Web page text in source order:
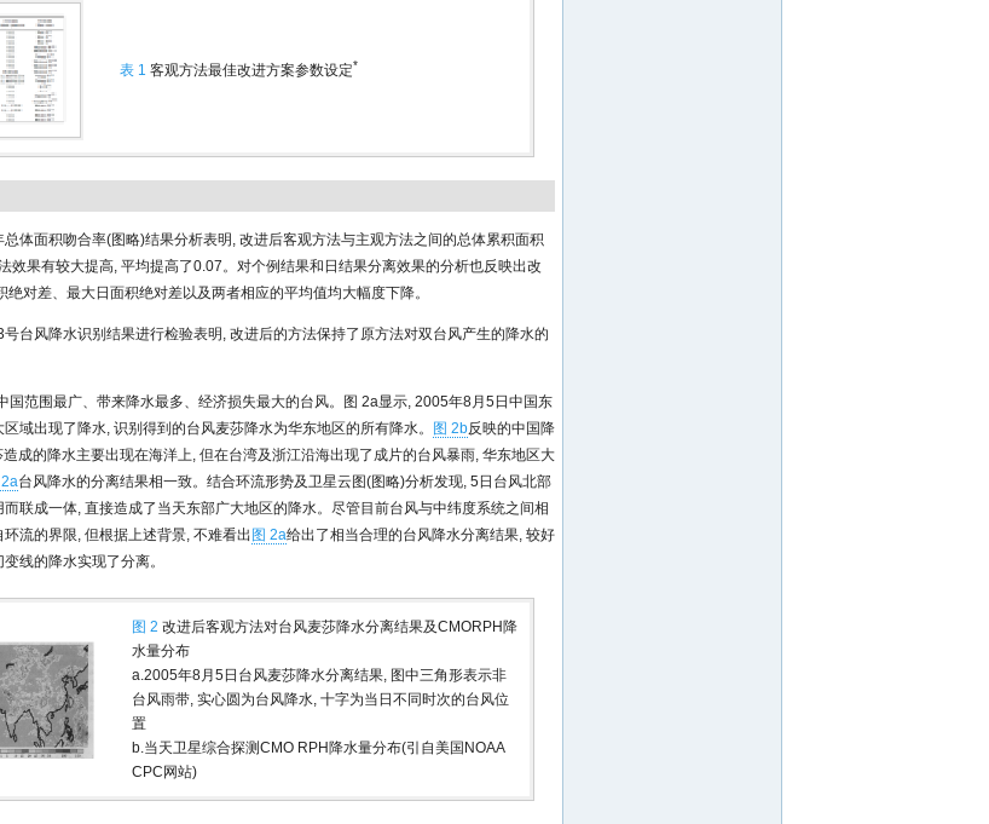
表 1 客观方法最佳改进方案参数设定*
体面积吻合率(图略)结果分析表明, 改进后客观方法与主观方法之间的总体累积面积
效果有较大提高, 平均提高了0.07。对个例结果和日结果分离效果的分析也反映出改
对差、最大日面积绝对差以及两者相应的平均值均大幅度下降。
号台风降水识别结果进行检验表明, 改进后的方法保持了原方法对双台风产生的降水的
国范围最广、带来降水最多、经济损失最大的台风。图 2a显示, 2005年8月5日中国东
域出现了降水, 识别得到的台风麦莎降水为华东地区的所有降水。
图 2b反映的中国降
成的降水主要出现在海洋上, 但在台湾及浙江沿海出现了成片的台风暴雨, 华东地区大
2a台风降水的分离结果相一致。结合环流形势及卫星云图(图略)分析发现, 5日台风北部
联成一体, 直接造成了当天东部广大地区的降水。尽管目前台风与中纬度系统之间相
流的界限, 但根据上述背景, 不难看出 图 2a给出了相当合理的台风降水分离结果, 较好
线的降水实现了分离。
图 2 改进后客观方法对台风麦莎降水分离结果及CMORPH降
水量分布
a.2005年8月5日台风麦莎降水分离结果, 图中三角形表示非
台风雨带, 实心圆为台风降水, 十字为当日不同时次的台风位
置
b.当天卫星综合探测CMO RPH降水量分布(引自美国NOAA
CPC网站)